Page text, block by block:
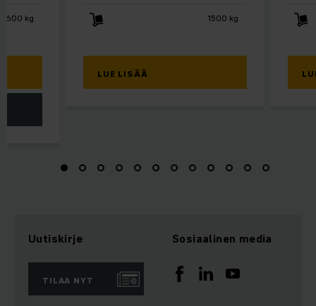
1500 kg
LUE LISÄÄ
kg
Uutiskirje
TILAA NYT
Sosiaalinen media